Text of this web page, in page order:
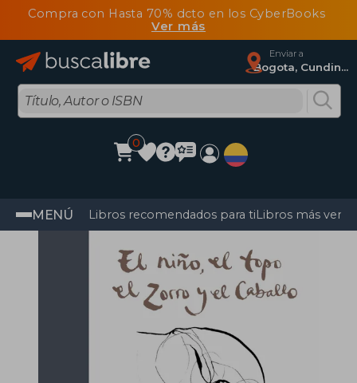
Compra con Hasta 70% dcto en los CyberBooks
Ver más
Enviar a
Bogota, Cundinamarca
0
MENÚ Libros recomendados para tiLibros más